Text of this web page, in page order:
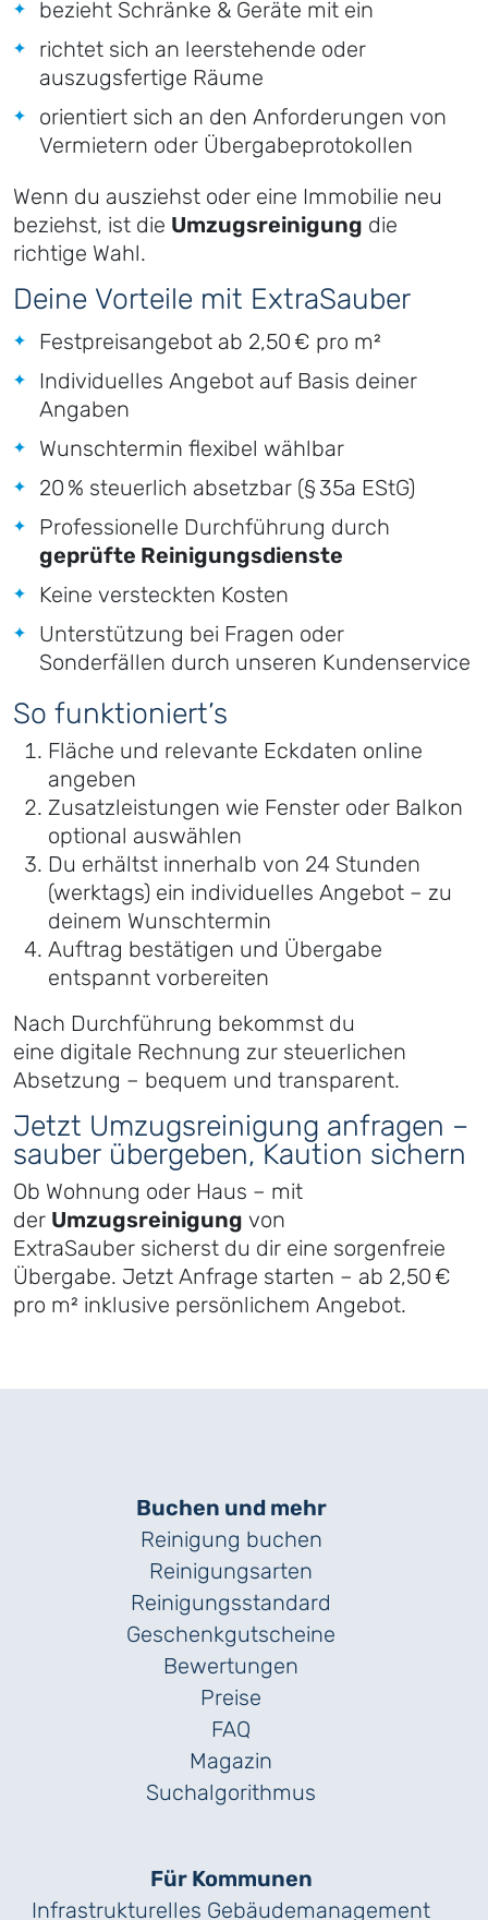
bezieht Schränke & Geräte mit ein
richtet sich an leerstehende oder
auszugsfertige Räume
orientiert sich an den Anforderungen von
Vermietern oder Übergabeprotokollen
Wenn du ausziehst oder eine Immobilie neu
beziehst, ist die Umzugsreinigung die
richtige Wahl.
Deine Vorteile mit ExtraSauber
Festpreisangebot ab 2,50 € pro m²
Individuelles Angebot auf Basis deiner
Angaben
Wunschtermin flexibel wählbar
20 % steuerlich absetzbar (§ 35a EStG)
Professionelle Durchführung durch
geprüfte Reinigungsdienste
Keine versteckten Kosten
Unterstützung bei Fragen oder
Sonderfällen durch unseren Kundenservice
So funktioniert’s
Fläche und relevante Eckdaten online
angeben
Zusatzleistungen wie Fenster oder Balkon
optional auswählen
Du erhältst innerhalb von 24 Stunden
(werktags) ein individuelles Angebot – zu
deinem Wunschtermin
Auftrag bestätigen und Übergabe
entspannt vorbereiten
Nach Durchführung bekommst du
eine digitale Rechnung zur steuerlichen
Absetzung – bequem und transparent.
Jetzt Umzugsreinigung anfragen –
sauber übergeben, Kaution sichern
Ob Wohnung oder Haus – mit
der Umzugsreinigung von
ExtraSauber sicherst du dir eine sorgenfreie
Übergabe. Jetzt Anfrage starten – ab 2,50 €
pro m² inklusive persönlichem Angebot.
Buchen und mehr
Reinigung buchen
Reinigungsarten
Reinigungs­standard
Geschenk­gutscheine
Bewertungen
Preise
FAQ
Magazin
Suchalgorithmus
Für Kommunen
Infrastrukturelles Gebäude­management